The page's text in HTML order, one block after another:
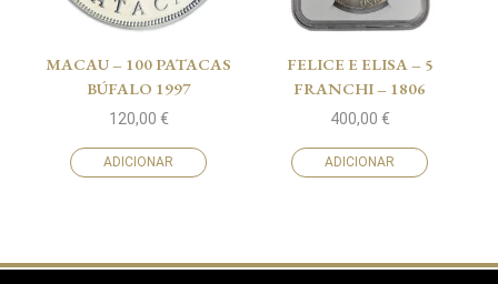
MACAU – 100 PATACAS
BÚFALO 1997
120,00 €
ADICIONAR
FELICE E ELISA – 5
FRANCHI – 1806
400,00 €
ADICIONAR